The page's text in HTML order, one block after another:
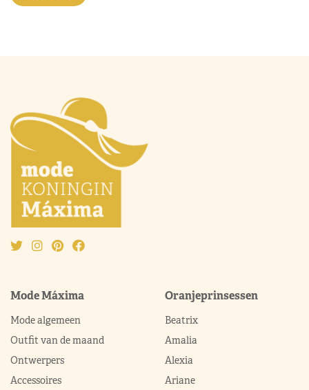
Mode Máxima
Mode algemeen
Outfit van de maand
Ontwerpers
Accessoires
Oranjeprinsessen
Beatrix
Amalia
Alexia
Ariane